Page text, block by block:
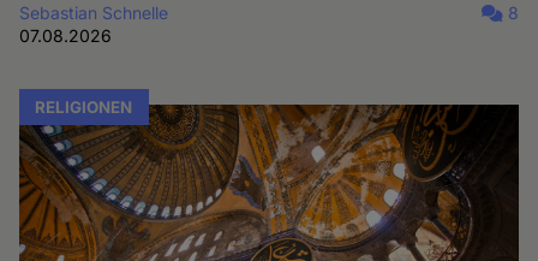
Sebastian Schnelle
07.08.2026
8
RELIGIONEN